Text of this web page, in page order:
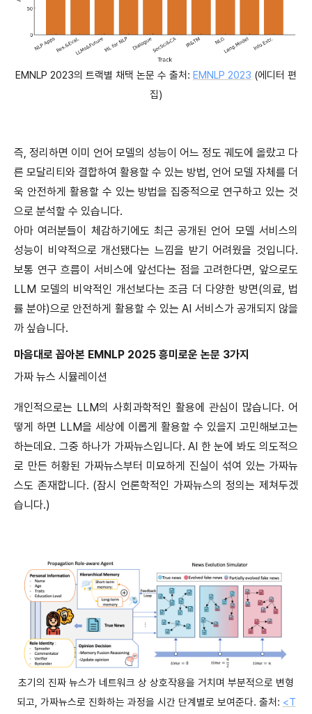
EMNLP 2023의 트랙별 채택 논문 수 출처: EMNLP 2023 (에디터 편
집)
즉, 정리하면 이미 언어 모델의 성능이 어느 정도 궤도에 올랐고 다
른 모달리티와 결합하여 활용할 수 있는 방법, 언어 모델 자체를 더
욱 안전하게 활용할 수 있는 방법을 집중적으로 연구하고 있는 것
으로 분석할 수 있습니다.
아마 여러분들이 체감하기에도 최근 공개된 언어 모델 서비스의
성능이 비약적으로 개선됐다는 느낌을 받기 어려웠을 것입니다.
보통 연구 흐름이 서비스에 앞선다는 점을 고려한다면, 앞으로도
LLM 모델의 비약적인 개선보다는 조금 더 다양한 방면(의료, 법
률 분야)으로 안전하게 활용할 수 있는 AI 서비스가 공개되지 않을
까 싶습니다.
마음대로 꼽아본 EMNLP 2025 흥미로운 논문 3가지
가짜 뉴스 시뮬레이션
개인적으로는 LLM의 사회과학적인 활용에 관심이 많습니다. 어
떻게 하면 LLM을 세상에 이롭게 활용할 수 있을지 고민해보고는
하는데요. 그중 하나가 가짜뉴스입니다. AI 한 눈에 봐도 의도적으
로 만든 허황된 가짜뉴스부터 미묘하게 진실이 섞여 있는 가짜뉴
스도 존재합니다. (잠시 언론학적인 가짜뉴스의 정의는 제쳐두겠
습니다.)
초기의 진짜 뉴스가 네트워크 상 상호작용을 거치며 부분적으로 변형
되고, 가짜뉴스로 진화하는 과정을 시간 단계별로 보여준다. 출처: <T